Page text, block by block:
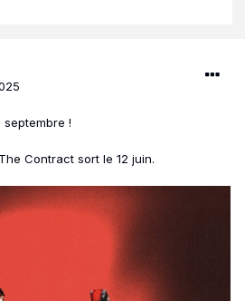
!
Contract sort le 12 juin.